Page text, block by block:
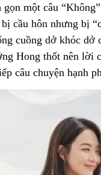
một câu
bị cầu hôn nhưng bị
cuồng dở khóc
Hong thốt nên lời
câu chuyện hạnh